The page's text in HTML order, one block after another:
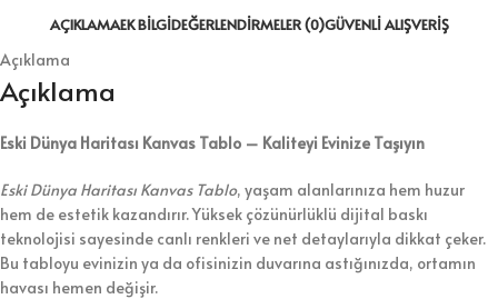
AÇIKLAMAEK BILGIDEĞERLENDIRMELER (0)GÜVENLI ALIŞVERIŞ
Açıklama
Açıklama
Eski Dünya Haritası Kanvas Tablo – Kaliteyi Evinize Taşıyın
Eski Dünya Haritası Kanvas Tablo, yaşam alanlarınıza hem huzur
hem de estetik kazandırır. Yüksek çözünürlüklü dijital baskı
teknolojisi sayesinde canlı renkleri ve net detaylarıyla dikkat çeker.
Bu tabloyu evinizin ya da ofisinizin duvarına astığınızda, ortamın
havası hemen değişir.